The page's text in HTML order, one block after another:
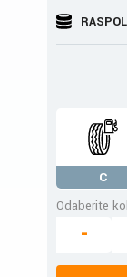
C
Odaberite
-